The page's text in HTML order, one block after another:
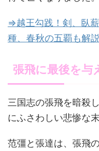
⇒越王勾践！剣、臥
種、春秋の五覇も解説
張飛に最後を与
三国志の張飛を暗殺
にふさわしい悲惨な
范彊と張達は、張飛